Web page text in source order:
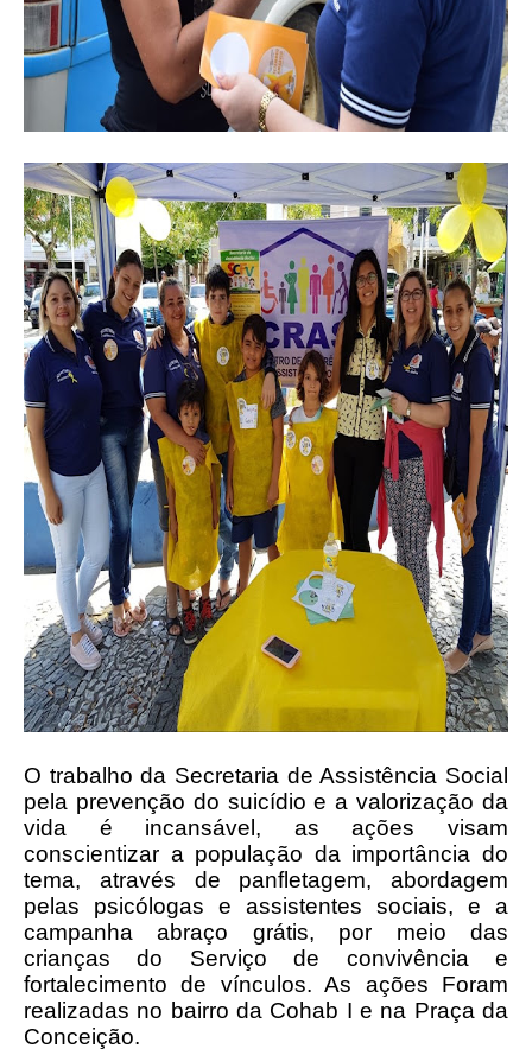
O trabalho da Secretaria de Assistência Social
pela prevenção do suicídio e a valorização da
vida é incansável, as ações visam
conscientizar a população da importância do
tema, através de panfletagem, abordagem
pelas psicólogas e assistentes sociais, e a
campanha abraço grátis, por meio das
crianças do Serviço de convivência e
fortalecimento de vínculos. As ações Foram
realizadas no bairro da Cohab I e na Praça da
Conceição.